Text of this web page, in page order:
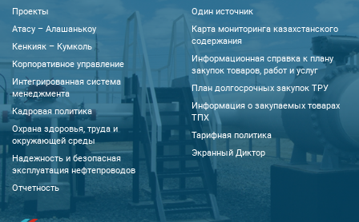
Проекты
Атасу – Алашанькоу
Кенкияк – Кумколь
Корпоративное управление
Интегрированная система
менеджмента
Кадровая политика
Охрана здоровья, труда и
окружающей среды
Надежность и безопасная
эксплуатация нефтепроводов
Отчетность
Один источник
Карта мониторинга казахстанского
содержания
Информационная справка к плану
закупок товаров, работ и услуг
План долгосрочных закупок ТРУ
Информация о закупаемых товарах
ТПХ
Тарифная политика
Экранный Диктор